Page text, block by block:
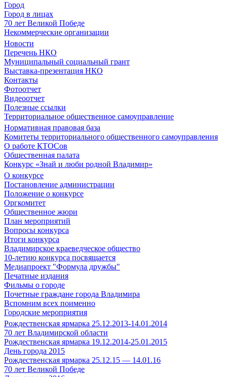
Город
Город в лицах
70 лет Великой Победе
Некоммерческие организации
Новости
Перечень НКО
Муниципальный социальный грант
Выставка-презентация НКО
Контакты
Фотоотчет
Видеоотчет
Полезные ссылки
Территориальное общественное самоуправление
Нормативная правовая база
Комитеты территориального общественного самоуправления
О работе КТОСов
Общественная палата
Конкурс «Знай и люби родной Владимир»
О конкурсе
Постановление администрации
Положение о конкурсе
Оргкомитет
Общественное жюри
План мероприятий
Вопросы конкурса
Итоги конкурса
Владимирское краеведческое общество
10-летию конкурса посвящается
Медиапроект "Формула дружбы"
Печатные издания
Фильмы о городе
Почетные граждане города Владимира
Вспомним всех поименно
Городские мероприятия
Рождественская ярмарка 25.12.2013-14.01.2014
70 лет Владимирской области
Рождественская ярмарка 19.12.2014-25.01.2015
День города 2015
Рождественская ярмарка 25.12.15 — 14.01.16
70 лет Великой Победе